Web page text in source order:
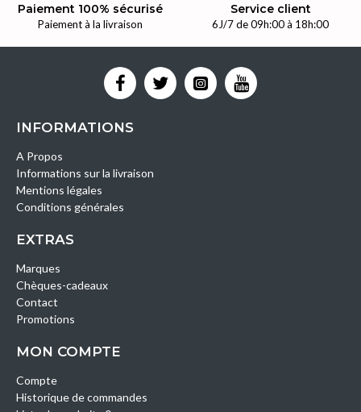
Paiement 100% sécurisé
Paiement à la livraison
Service client
6J/7 de 09h:00 à 18h:00
INFORMATIONS
A Propos
Informations sur la livraison
Mentions légales
Conditions générales
EXTRAS
Marques
Chèques-cadeaux
Contact
Promotions
MON COMPTE
Compte
Historique de commandes